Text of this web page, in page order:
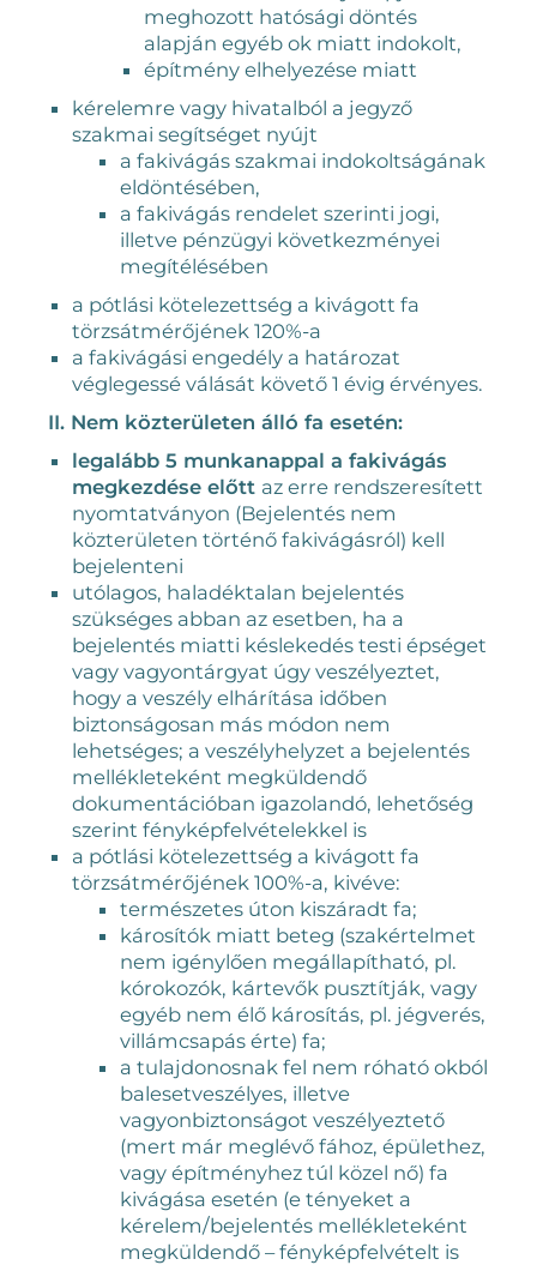
meghozott hatósági döntés
alapján egyéb ok miatt indokolt,
építmény elhelyezése miatt
kérelemre vagy hivatalból a jegyző
szakmai segítséget nyújt
a fakivágás szakmai indokoltságának
eldöntésében,
a fakivágás rendelet szerinti jogi,
illetve pénzügyi következményei
megítélésében
a pótlási kötelezettség a kivágott fa
törzsátmérőjének 120%-a
a fakivágási engedély a határozat
véglegessé válását követő 1 évig érvényes.
II. Nem közterületen álló fa esetén:
legalább 5 munkanappal a fakivágás
megkezdése előtt az erre rendszeresített
nyomtatványon (Bejelentés nem
közterületen történő fakivágásról) kell
bejelenteni
utólagos, haladéktalan bejelentés
szükséges abban az esetben, ha a
bejelentés miatti késlekedés testi épséget
vagy vagyontárgyat úgy veszélyeztet,
hogy a veszély elhárítása időben
biztonságosan más módon nem
lehetséges; a veszélyhelyzet a bejelentés
mellékleteként megküldendő
dokumentációban igazolandó, lehetőség
szerint fényképfelvételekkel is
a pótlási kötelezettség a kivágott fa
törzsátmérőjének 100%-a, kivéve:
természetes úton kiszáradt fa;
károsítók miatt beteg (szakértelmet
nem igénylően megállapítható, pl.
kórokozók, kártevők pusztítják, vagy
egyéb nem élő károsítás, pl. jégverés,
villámcsapás érte) fa;
a tulajdonosnak fel nem róható okból
balesetveszélyes, illetve
vagyonbiztonságot veszélyeztető
(mert már meglévő fához, épülethez,
vagy építményhez túl közel nő) fa
kivágása esetén (e tényeket a
kérelem/bejelentés mellékleteként
megküldendő – fényképfelvételt is